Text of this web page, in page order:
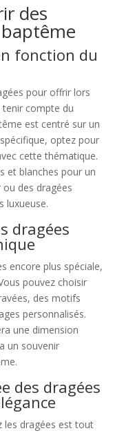
des
fonction du
pour offrir lors
tenir compte du
est centré sur un
optez pour
cette thématique.
et blanches pour un
des dragées
luxueuse.
dragées
encore plus spéciale,
pouvez choisir
des motifs
personnalisés.
une dimension
un souvenir
des dragées
les dragées est tout